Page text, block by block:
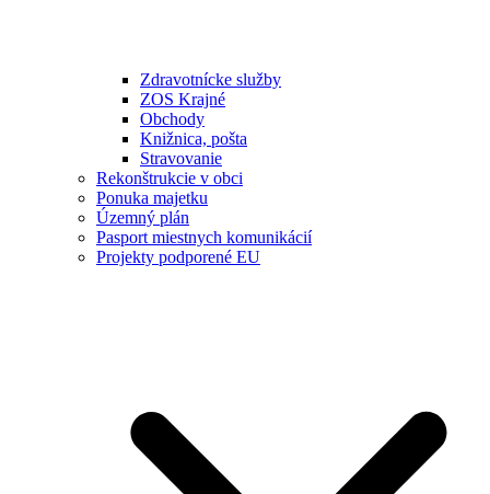
Zdravotnícke služby
ZOS Krajné
Obchody
Knižnica, pošta
Stravovanie
Rekonštrukcie v obci
Ponuka majetku
Územný plán
Pasport miestnych komunikácií
Projekty podporené EU